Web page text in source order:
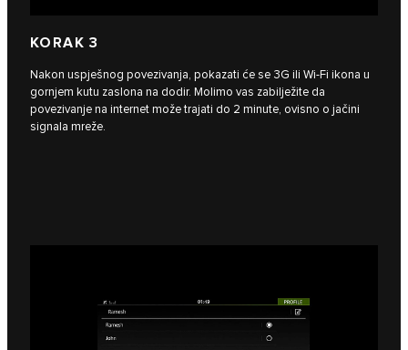
KORAK 3
Nakon uspješnog povezivanja, pokazati će se 3G ili Wi-Fi ikona u
gornjem kutu zaslona na dodir. Molimo vas zabilježite da
povezivanje na internet može trajati do 2 minute, ovisno o jačini
signala mreže.